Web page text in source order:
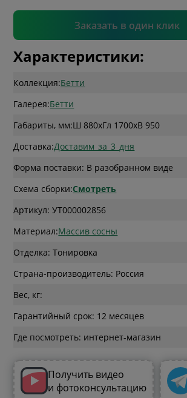
Заказать в один клик
Подтвердить
Характеристики:
Коллекция:Бетти
Галерея:Бетти
Габариты, мм:Ш 880xГл 1700xВ 950
Доставка:Доставим_за_3_дня
Форма поставки: В разобранном виде
Схема сборки:Смотреть
Артикул: УТ000002856
Материал:Массив сосны
Отделка: Тонировка
Страна-производитель: Россия
Вес, кг:
Гарантийный срок: 12 месяцев
Где посмотреть: интернет-магазин
Получить видео
и фотоконсультацию